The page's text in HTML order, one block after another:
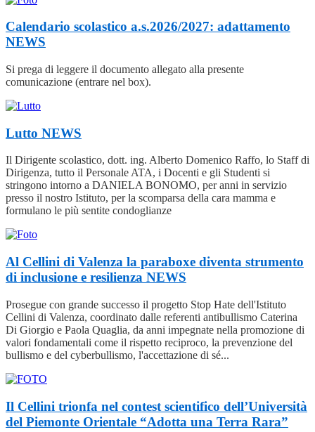
Calendario scolastico a.s.2026/2027: adattamento
NEWS
Si prega di leggere il documento allegato alla presente
comunicazione (entrare nel box).
Lutto NEWS
Il Dirigente scolastico, dott. ing. Alberto Domenico Raffo, lo Staff di
Dirigenza, tutto il Personale ATA, i Docenti e gli Studenti si
stringono intorno a DANIELA BONOMO, per anni in servizio
presso il nostro Istituto, per la scomparsa della cara mamma e
formulano le più sentite condoglianze
Al Cellini di Valenza la paraboxe diventa strumento
di inclusione e resilienza NEWS
Prosegue con grande successo il progetto Stop Hate dell'Istituto
Cellini di Valenza, coordinato dalle referenti antibullismo Caterina
Di Giorgio e Paola Quaglia, da anni impegnate nella promozione di
valori fondamentali come il rispetto reciproco, la prevenzione del
bullismo e del cyberbullismo, l'accettazione di sé...
Il Cellini trionfa nel contest scientifico dell’Università
del Piemonte Orientale “Adotta una Terra Rara”